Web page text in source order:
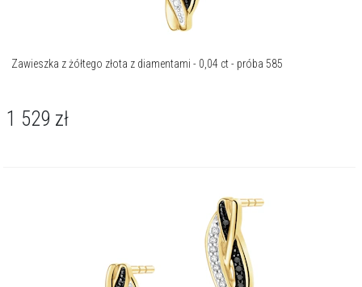
Zawieszka z żółtego złota z diamentami - 0,04 ct - próba 585
1 529 zł